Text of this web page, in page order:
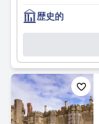
歴史的